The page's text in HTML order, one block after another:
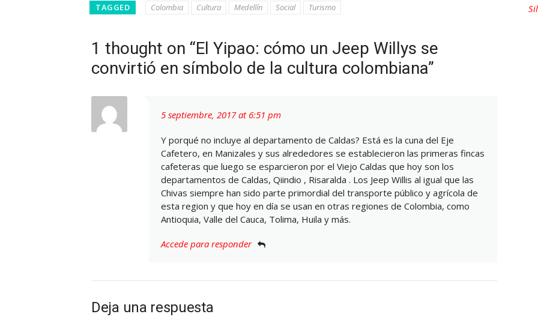
TAGGED
Colombia Cultura Medellín Social Turismo
1 thought on “El Yipao: cómo un Jeep Willys se
convirtió en símbolo de la cultura colombiana”
5 septiembre, 2017 at 6:51 pm
Y porqué no incluye al departamento de Caldas? Está es la cuna del Eje
Cafetero, en Manizales y sus alrededores se establecieron las primeras fincas
cafeteras que luego se esparcieron por el Viejo Caldas que hoy son los
departamentos de Caldas, Qiindio , Risaralda . Los Jeep Willis al igual que las
Chivas siempre han sido parte primordial del transporte público y agrícola de
esta region y que hoy en día se usan en otras regiones de Colombia, como
Antioquia, Valle del Cauca, Tolima, Huila y más.
Accede para responder
Deja una respuesta